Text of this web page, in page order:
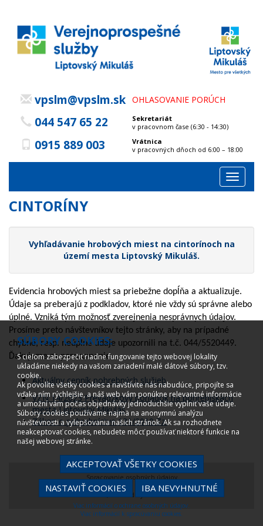
vpslm@vpslm.sk OHLASOVANIE PORÚCH
044 547 65 22
Sekretariát
v pracovnom čase (6:30 - 14:30)
0915 889 003
Vrátnica
v pracovných dňoch od 6:00 – 18:00
Toggle
CINTORÍNY
Vyhľadávanie hrobových miest na cintorínoch na
území mesta Liptovský Mikuláš.
Evidencia hrobových miest sa priebežne dopĺňa a aktualizuje.
Údaje sa preberajú z podkladov, ktoré nie vždy sú správne alebo
úplné. Vzniká tým možnosť zverejnenia nesprávnych údajov.
Prosíme preto návštevníkov tejto stránky, aby na prípadné
chybné, resp. neúplné údaje upozornili na t.č. 044/5520449.
Ďakujeme za porozumenie.
Aktuálny cenník pohrebných služieb
VZN 14/2023 Prevádzkový poriadok na pohrebiskách
mesta Liptovský Mikuláš
Zákon o pohrebníctve 131/2010 Zz.
Spracovanie osobných údajov
© 2008 - 2022, created by
SÚBORY COOKIES:
S cieľom zabezpečiť riadne fungovanie tejto webovej lokality
ukladáme niekedy na vašom zariadení malé dátové súbory, tzv.
cookie.
Ak povolíte všetky cookies a navštívite nás nabudúce, pripojíte sa
vďaka ním rýchlejšie, a náš web vám ponúkne relevantné informácie
a umožní vám počas objednávky jednoduchšie vyplniť vaše údaje.
Súbory cookies používame najmä na anonymnú analýzu
návštevnosti a vylepšovania našich stránok. Ak sa rozhodnete
neakceptovať cookies, nebudete môcť používať niektoré funkcie na
našej webovej stránke.
AKCEPTOVAŤ VŠETKY COOKIES
NASTAVIŤ COOKIES IBA NEVYHNUTNÉ
Viac informácií o ochrane osobných údajov.
Viac informácií k spracúvaniu cookies.